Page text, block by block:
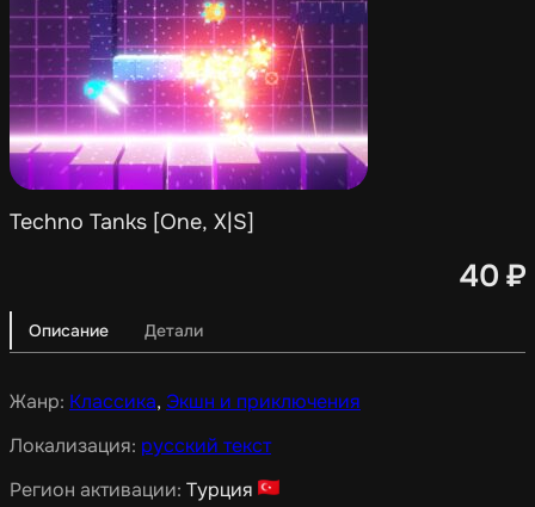
Techno Tanks [One, X|S]
40 ₽
Описание Детали
Жанр: Классика, Экшн и приключения
Локализация: русский текст
Регион активации: Турция